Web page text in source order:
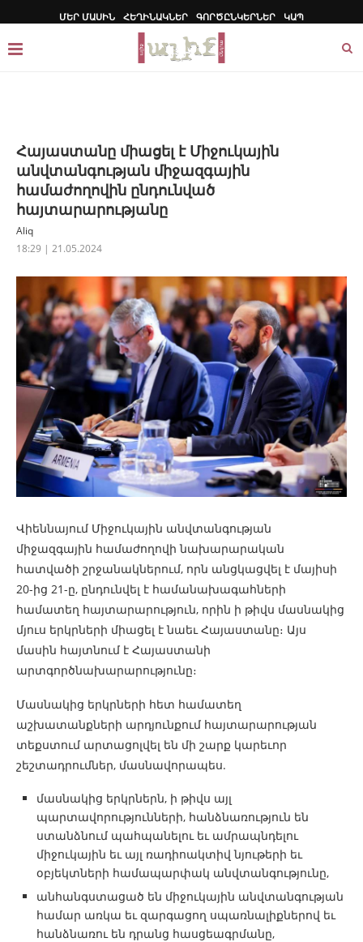
ՄԵՐ ՄԱՍԻՆ ՀԵՂԻՆԱԿՆԵՐ ԳՈՐԾԸՆԿԵՐՆԵՐ ԿԱՊ
Հայաստանը միացել է Միջուկային
անվտանգության միջազգային
համաժողովին ընդունված
հայտարարությանը
Aliq
18:29 | 21.05.2024
Վիեննայում Միջուկային անվտանգության
միջազգային համաժողովի նախարարական
հատվածի շրջանակներում, որն անցկացվել է մայիսի
20-ից 21-ը, ընդունվել է համանախագահների
համատեղ հայտարարություն, որին ի թիվս մասնակից
մյուս երկրների միացել է նաեւ Հայաստանը։ Այս
մասին հայտնում է Հայաստանի
արտգործնախարարությունը։
Մասնակից երկրների հետ համատեղ
աշխատանքների արդյունքում հայտարարության
տեքստում արտացոլվել են մի շարք կարեւոր
շեշտադրումներ, մասնավորապես.
մասնակից երկրներն, ի թիվս այլ
պարտավորությունների, հանձնառություն են
ստանձնում պահպանելու եւ ամրապնդելու
միջուկային եւ այլ ռադիոակտիվ նյութերի եւ
օբյեկտների համապարփակ անվտանգությունը,
անհանգստացած են միջուկային անվտանգության
համար առկա եւ զարգացող սպառնալիքներով եւ
հանձնառու են դրանց հասցեագրմանը,